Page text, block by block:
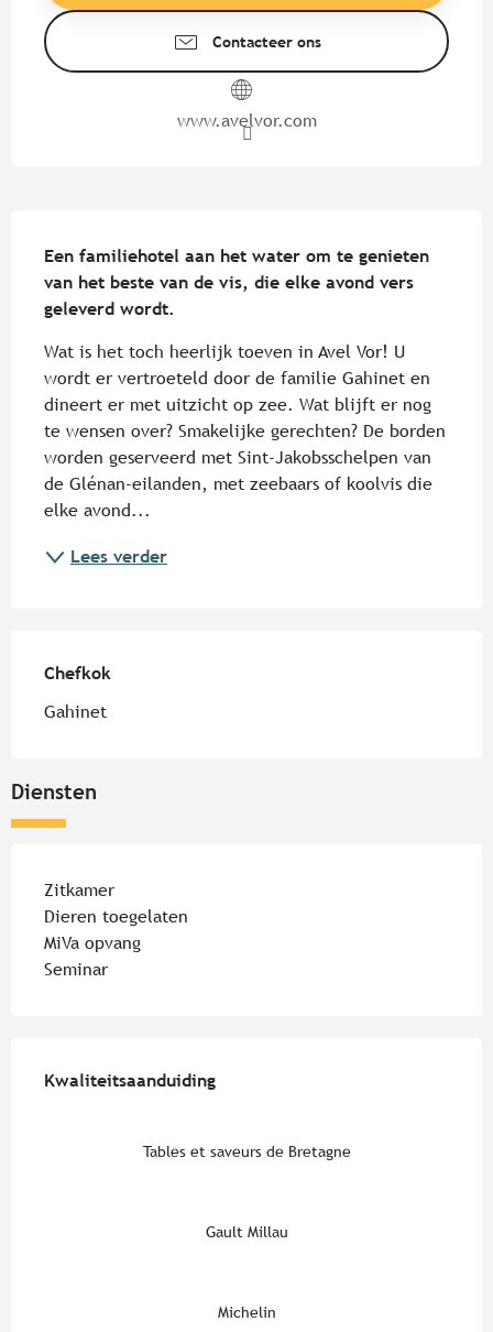
Contacteer ons
www.avelvor.com
Een familiehotel aan het water om te genieten
van het beste van de vis, die elke avond vers
geleverd wordt.
Wat is het toch heerlijk toeven in Avel Vor! U
wordt er vertroeteld door de familie Gahinet en
dineert er met uitzicht op zee. Wat blijft er nog
te wensen over? Smakelijke gerechten? De borden
worden geserveerd met Sint-Jakobsschelpen van
de Glénan-eilanden, met zeebaars of koolvis die
elke avond...
Lees verder
Chefkok
Chefkok
Gahinet
Diensten
Zitkamer
Dieren toegelaten
MiVa opvang
Seminar
Kwaliteitsaanduiding
Kwaliteitsaanduiding
Tables et saveurs de Bretagne
Gault Millau
Michelin